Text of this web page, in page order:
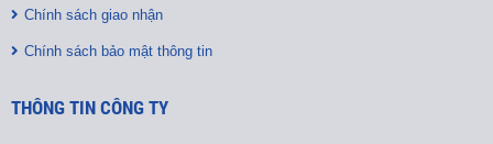
Chính sách giao nhận
Chính sách bảo mật thông tin
THÔNG TIN CÔNG TY